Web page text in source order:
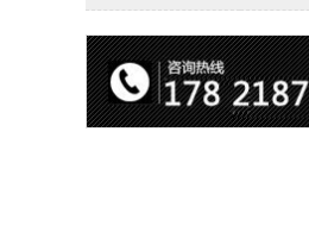
要回来吗 罪”详解
函”催账为啥管用？
成本低见效快
类隐形
金、保